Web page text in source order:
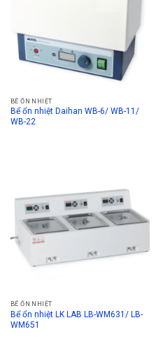
BỂ ỔN NHIỆT
Bể ổn nhiệt Daihan WB-6/ WB-11/
WB-22
BỂ ỔN NHIỆT
Bể ổn nhiệt LK LAB LB-WM631/ LB-
WM651